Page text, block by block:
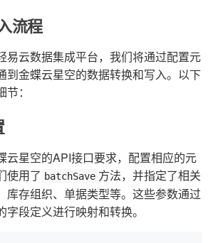
流程
易云数据集成平台，我们将通过配置元
到金蝶云星空的数据转换和写入。以下
：
云星空的API接口要求，配置相应的元
使用了 batchSave 方法，并指定了相关
库存组织、单据类型等。这些参数通过
段定义进行映射和转换。